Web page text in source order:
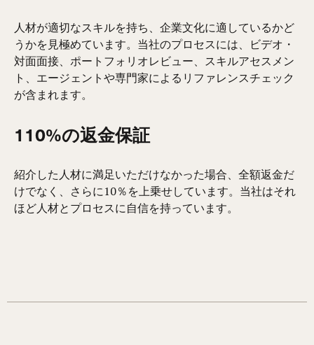
人材が適切なスキルを持ち、企業文化に適しているかど
うかを見極めています。当社のプロセスには、ビデオ・
対面面接、ポートフォリオレビュー、スキルアセスメン
ト、エージェントや専門家によるリファレンスチェック
が含まれます。
110%の返金保証
紹介した人材に満足いただけなかった場合、全額返金だ
けでなく、さらに10％を上乗せしています。当社はそれ
ほど人材とプロセスに自信を持っています。